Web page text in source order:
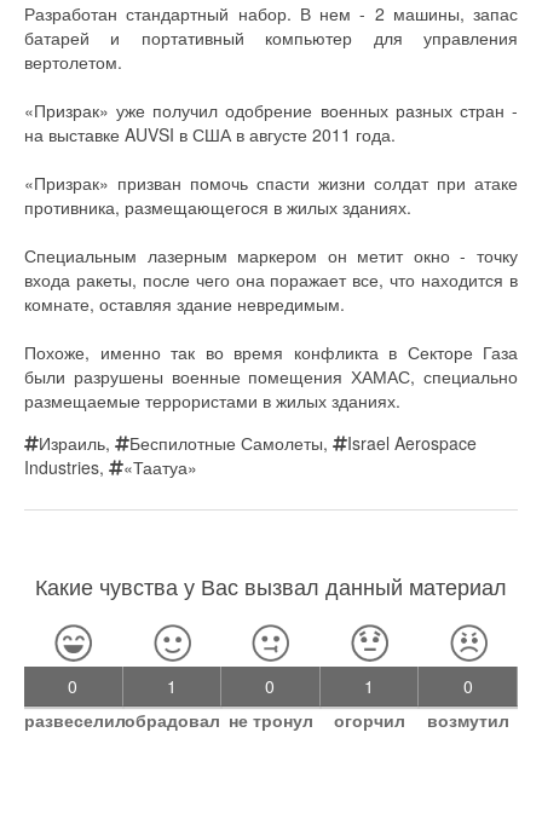
Разработан стандартный набор. В нем - 2 машины, запас
батарей и портативный компьютер для управления
вертолетом.
«Призрак» уже получил одобрение военных разных стран -
на выставке AUVSI в США в августе 2011 года.
«Призрак» призван помочь спасти жизни солдат при атаке
противника, размещающегося в жилых зданиях.
Специальным лазерным маркером он метит окно - точку
входа ракеты, после чего она поражает все, что находится в
комнате, оставляя здание невредимым.
Похоже, именно так во время конфликта в Секторе Газа
были разрушены военные помещения ХАМАС, специально
размещаемые террористами в жилых зданиях.
Израиль, Беспилотные Самолеты,
Israel Aerospace
Industries, «Таатуа»
Какие чувства у Вас вызвал данный материал
0
развеселил
1
обрадовал
0
не тронул
1
огорчил
0
возмутил